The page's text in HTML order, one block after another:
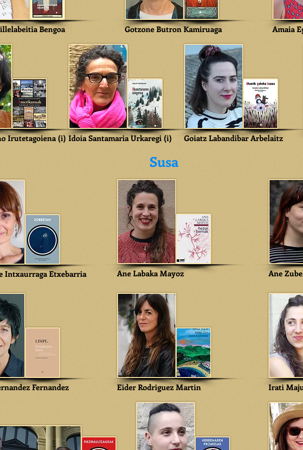
Bengoa Gotzone Butron Kamiruaga Amaia
Irutetagoiena (i) Idoia Santamaria Urkaregi (i) Goiatz Labandibar Arbelaitz
Susa
Intxaurraga Etxebarria
Fernandez
Ane Labaka Mayoz
Eider Rodriguez Martin
Ane
Irati